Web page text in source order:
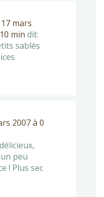
17 mars
min dit:
sablés
2007 à 0
peu
! Plus sec